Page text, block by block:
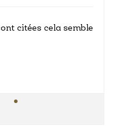
citées cela semble